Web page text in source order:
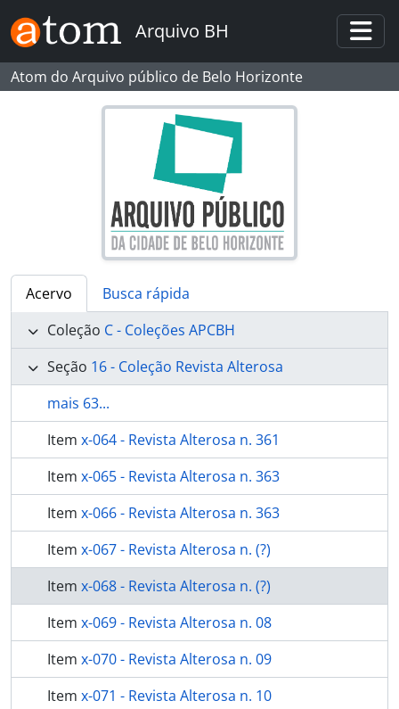
Skip to main content
Arquivo BH
Atom do Arquivo público de Belo Horizonte
Acervo
Busca rápida
Coleção C - Coleções APCBH
Seção 16 - Coleção Revista Alterosa
mais 63...
Item x-064 - Revista Alterosa n. 361
Item x-065 - Revista Alterosa n. 363
Item x-066 - Revista Alterosa n. 363
Item x-067 - Revista Alterosa n. (?)
Item x-068 - Revista Alterosa n. (?)
Item x-069 - Revista Alterosa n. 08
Item x-070 - Revista Alterosa n. 09
Item x-071 - Revista Alterosa n. 10